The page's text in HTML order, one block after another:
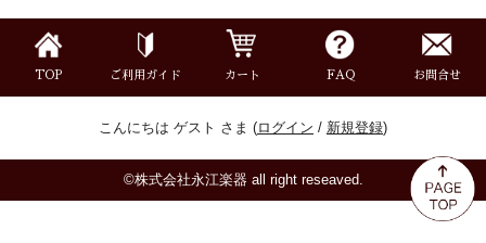
TOP ご利用ガイド カート FAQ お問合せ
こんにちは ゲスト さま (ログイン / 新規登録)
©株式会社永江楽器 all right reseaved.